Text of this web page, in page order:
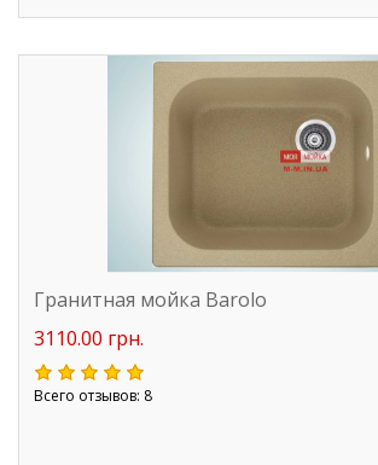
Гранитная мойка Barolo
3110.00 грн.
Всего отзывов: 8